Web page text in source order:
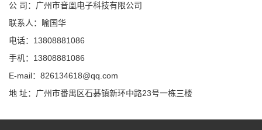
公 司：广州市音凰电子科技有限公司
联系人：喻国华
电话：13808881086
手机：13808881086
E-mail：826134618@qq.com
地 址：广州市番禺区石碁镇新环中路23号一栋三楼